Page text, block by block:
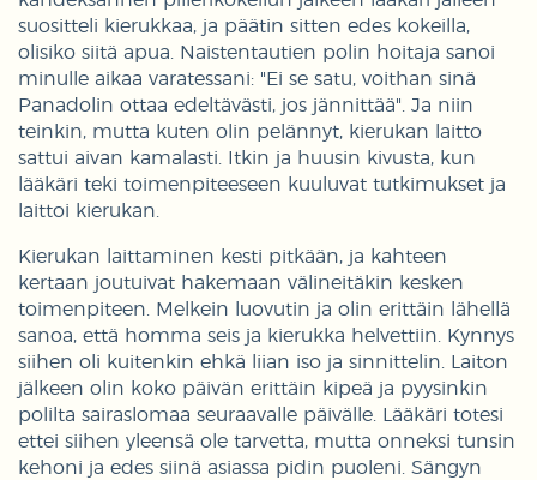
suositteli kierukkaa, ja päätin sitten edes kokeilla,
olisiko siitä apua. Naistentautien polin hoitaja sanoi
minulle aikaa varatessani: "Ei se satu, voithan sinä
Panadolin ottaa edeltävästi, jos jännittää". Ja niin
teinkin, mutta kuten olin pelännyt, kierukan laitto
sattui aivan kamalasti. Itkin ja huusin kivusta, kun
lääkäri teki toimenpiteeseen kuuluvat tutkimukset ja
laittoi kierukan.
Kierukan laittaminen kesti pitkään, ja kahteen
kertaan joutuivat hakemaan välineitäkin kesken
toimenpiteen. Melkein luovutin ja olin erittäin lähellä
sanoa, että homma seis ja kierukka helvettiin. Kynnys
siihen oli kuitenkin ehkä liian iso ja sinnittelin. Laiton
jälkeen olin koko päivän erittäin kipeä ja pyysinkin
polilta sairaslomaa seuraavalle päivälle. Lääkäri totesi
ettei siihen yleensä ole tarvetta, mutta onneksi tunsin
kehoni ja edes siinä asiassa pidin puoleni. Sängyn